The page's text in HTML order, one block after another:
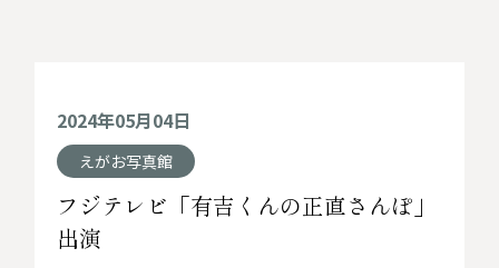
2024年05月04日
えがお写真館
フジテレビ「有吉くんの正直さんぽ」
出演